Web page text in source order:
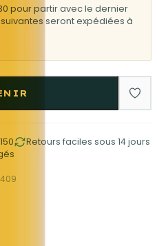
pour partir avec le dernier
seront expédiées à
Retours faciles sous 14 jours